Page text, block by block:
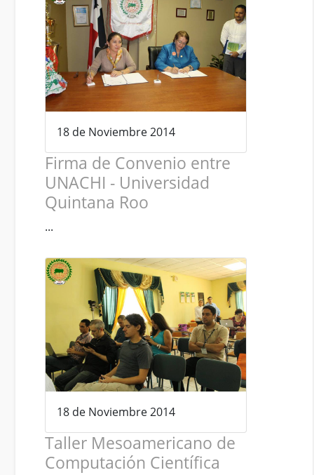
18 de Noviembre 2014
Firma de Convenio entre
UNACHI - Universidad
Quintana Roo
...
18 de Noviembre 2014
Taller Mesoamericano de
Computación Científica